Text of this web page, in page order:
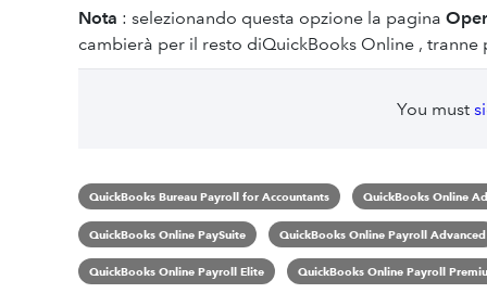
Nota : selezionando questa opzione la pagina
cambierà per il resto diQuickBooks Online ,
You must
QuickBooks Bureau Payroll for Accountants QuickBooks Online
QuickBooks Online PaySuite QuickBooks Online Payroll Advanced
QuickBooks Online Payroll Elite QuickBooks Online Payroll